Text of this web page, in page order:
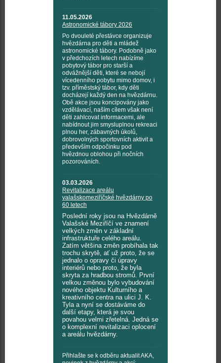
11.05.2026
Astronomické tábory 2026
Po dvouleté přestávce organizuje
hvězdárna pro děti a mládež
astronomické tábory. Podobně jako
v předchozích letech nabízíme
pobytový tábor pro starší a
odvážnější děti, které se nebojí
vícedenního pobytu mimo domov, i
tzv. příměstský tábor, kdy děti
docházejí každý den na hvězdárnu.
Obě akce jsou koncipovány jako
vzdělávací, naším cílem však není
děti zahlcovat informacemi, ale
nabídnout jim smysluplnou rekreaci
plnou her, zábavných úkolů,
dobrovolných sportovních aktivit a
především odpočinku pod
hvězdnou oblohou při nočních
pozorováních.
03.03.2026
Revitalizace areálu
valašskomeziříčské hvězdárny po
60 letech
Poslední roky jsou na Hvězdárně
Valašské Meziříčí ve znamení
velkých změn v základní
infrastruktuře celého areálu.
Zatím většina změn probíhala tak
trochu skrytě, ať už proto, že se
jednalo o opravy či úpravy
interiérů nebo proto, že byla
skryta za hradbou stromů. První
velkou změnou bylo vybudování
nového objektu Kulturního a
kreativního centra na ulici J. K.
Tyla a nyní se dostáváme do
další etapy, která je svou
povahou velmi zřetelná. Jedná se
o komplexní revitalizaci oplocení
a areálu hvězdárny.
Přihlašte se k odběru aktualit AKA,